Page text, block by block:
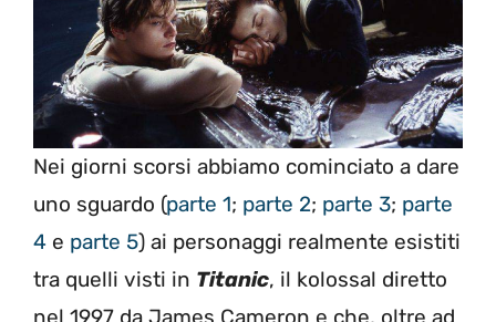
Nei giorni scorsi abbiamo cominciato a dare
uno sguardo (parte 1; parte 2; parte 3; parte
4 e parte 5) ai personaggi realmente esistiti
tra quelli visti in Titanic, il kolossal diretto